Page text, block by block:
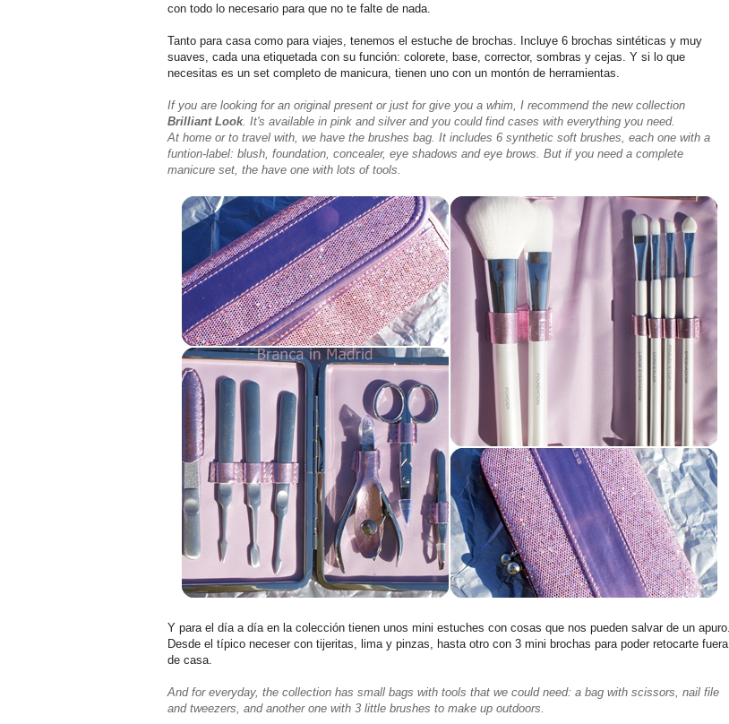
con todo lo necesario para que no te falte de nada.
Tanto para casa como para viajes, tenemos el estuche de brochas. Incluye 6 brochas sintéticas y muy
suaves, cada una etiquetada con su función: colorete, base, corrector, sombras y cejas. Y si lo que
necesitas es un set completo de manicura, tienen uno con un montón de herramientas.
If you are looking for an original present or just for give you a whim, I recommend the new collection
Brilliant Look. It's available in pink and silver and you could find cases with everything you need.
At home or to travel with, we have the brushes bag. It includes 6 synthetic soft brushes, each one with a
funtion-label: blush, foundation, concealer, eye shadows and eye brows. But if you need a complete
manicure set, the have one with lots of tools.
Y para el día a día en la colección tienen unos mini estuches con cosas que nos pueden salvar de un apuro.
Desde el típico neceser con tijeritas, lima y pinzas, hasta otro con 3 mini brochas para poder retocarte fuera
de casa.
And for everyday, the collection has small bags with tools that we could need: a bag with scissors, nail file
and tweezers, and another one with 3 little brushes to make up outdoors.